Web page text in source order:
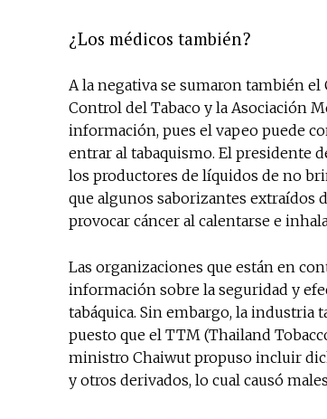
¿Los médicos también?
A la negativa se sumaron también
Control del Tabaco y la Asociación
información, pues el vapeo puede
entrar al tabaquismo. El presidente
los productores de líquidos de no
que algunos saborizantes extraídos
provocar cáncer al calentarse e
Las organizaciones que están en
información sobre la seguridad y
tabáquica. Sin embargo, la industria
puesto que el TTM (Thailand
ministro Chaiwut propuso incluir
y otros derivados, lo cual causó